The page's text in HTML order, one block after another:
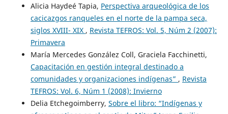
Alicia Haydeé Tapia, Perspectiva arqueológica de los
cacicazgos ranqueles en el norte de la pampa seca,
siglos XVIII- XIX , Revista TEFROS: Vol. 5, Núm 2 (2007):
Primavera
María Mercedes González Coll, Graciela Facchinetti,
Capacitación en gestión integral destinado a
comunidades y organizaciones indígenas” , Revista
TEFROS: Vol. 6, Núm 1 (2008): Invierno
Delia Etchegoimberry, Sobre el libro: “Indígenas y